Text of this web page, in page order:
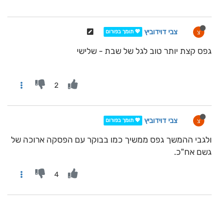
צ צבי דוידוביץ 💖 תומך בפורום
גפס קצת יותר טוב לגל של שבת - שלישי
2
צ צבי דוידוביץ 💖 תומך בפורום
ולגבי ההמשך גפס ממשיך כמו בבוקר עם הפסקה ארוכה של
גשם אח"כ.
4